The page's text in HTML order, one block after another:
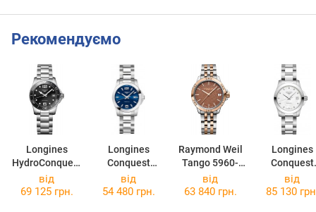
Рекомендуємо
Longines
HydroConquest
L3.370.4.56.6
Longines
Conquest
L3.377.4.96.6
Raymond Weil
Tango 5960-
SP5-70061
Longines
Conquest
від
69 125 грн.
від
54 480 грн.
від
63 840 грн.
від
85 130